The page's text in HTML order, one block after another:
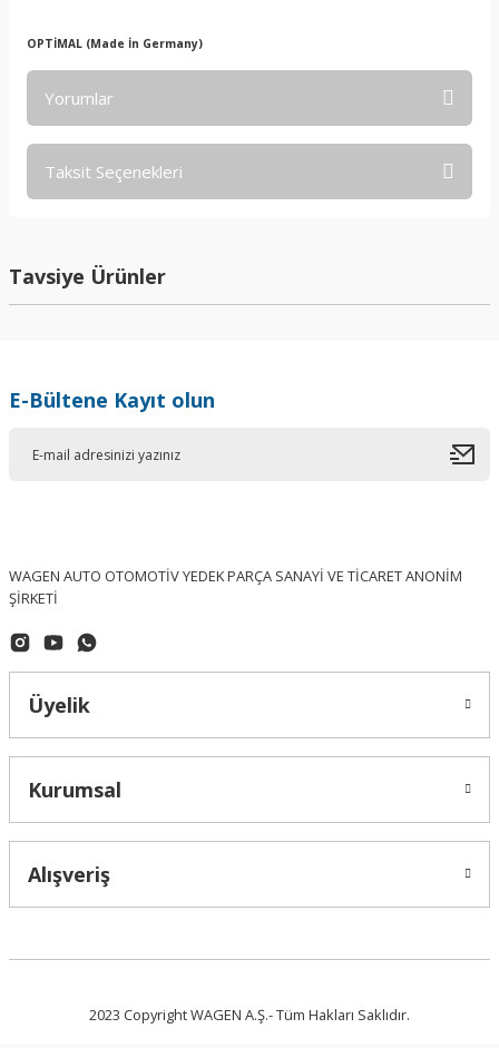
OPTİMAL (Made İn Germany)
Yorumlar
Taksit Seçenekleri
Tavsiye Ürünler
OPTIMAL (Made In Germany)
Volkswagen Golf 5 Ön Fren Balatası OPTİMAL - 12155 - 3C0698151C
E-Bültene Kayıt olun
WAGEN AUTO OTOMOTİV YEDEK PARÇA SANAYİ VE TİCARET ANONİM
ŞİRKETİ
Üyelik
Kurumsal
Alışveriş
2023 Copyright WAGEN A.Ş.- Tüm Hakları Saklıdır.